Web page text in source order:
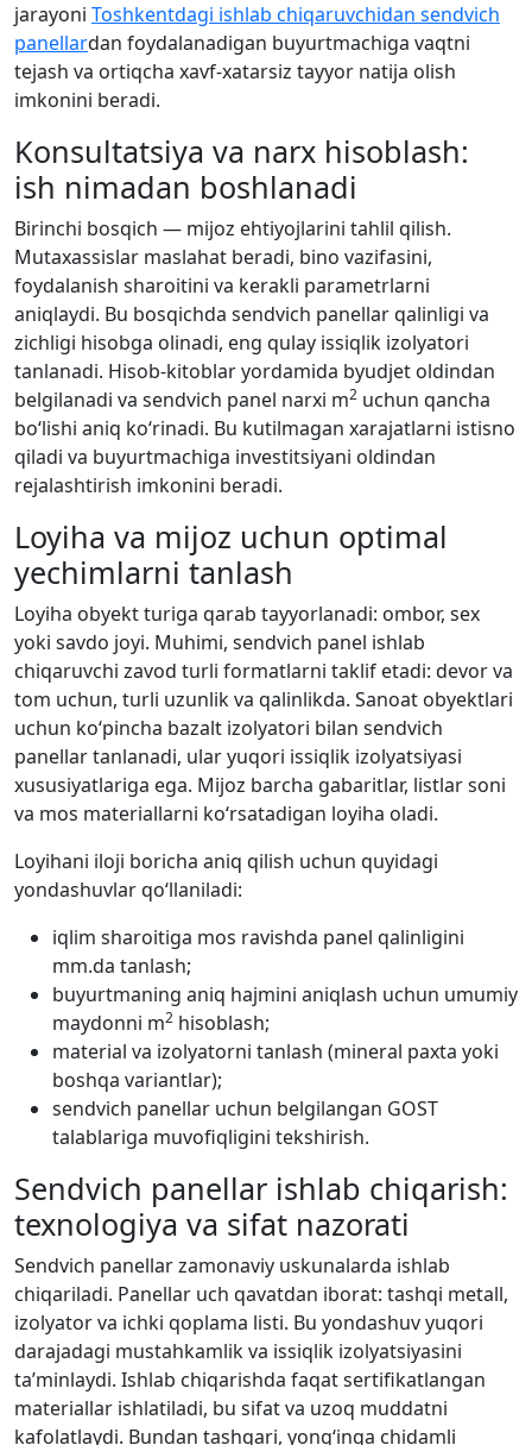
jarayoni Toshkentdagi ishlab chiqaruvchidan sendvich
panellardan foydalanadigan buyurtmachiga vaqtni
tejash va ortiqcha xavf-xatarsiz tayyor natija olish
imkonini beradi.
Konsultatsiya va narx hisoblash:
ish nimadan boshlanadi
Birinchi bosqich — mijoz ehtiyojlarini tahlil qilish.
Mutaxassislar maslahat beradi, bino vazifasini,
foydalanish sharoitini va kerakli parametrlarni
aniqlaydi. Bu bosqichda sendvich panellar qalinligi va
zichligi hisobga olinadi, eng qulay issiqlik izolyatori
tanlanadi. Hisob-kitoblar yordamida byudjet oldindan
belgilanadi va sendvich panel narxi m2 uchun qancha
bo‘lishi aniq ko‘rinadi. Bu kutilmagan xarajatlarni istisno
qiladi va buyurtmachiga investitsiyani oldindan
rejalashtirish imkonini beradi.
Loyiha va mijoz uchun optimal
yechimlarni tanlash
Loyiha obyekt turiga qarab tayyorlanadi: ombor, sex
yoki savdo joyi. Muhimi, sendvich panel ishlab
chiqaruvchi zavod turli formatlarni taklif etadi: devor va
tom uchun, turli uzunlik va qalinlikda. Sanoat obyektlari
uchun ko‘pincha bazalt izolyatori bilan sendvich
panellar tanlanadi, ular yuqori issiqlik izolyatsiyasi
xususiyatlariga ega. Mijoz barcha gabaritlar, listlar soni
va mos materiallarni ko‘rsatadigan loyiha oladi.
Loyihani iloji boricha aniq qilish uchun quyidagi
yondashuvlar qo‘llaniladi:
iqlim sharoitiga mos ravishda panel qalinligini
mm.da tanlash;
buyurtmaning aniq hajmini aniqlash uchun umumiy
maydonni m2 hisoblash;
material va izolyatorni tanlash (mineral paxta yoki
boshqa variantlar);
sendvich panellar uchun belgilangan GOST
talablariga muvofiqligini tekshirish.
Sendvich panellar ishlab chiqarish:
texnologiya va sifat nazorati
Sendvich panellar zamonaviy uskunalarda ishlab
chiqariladi. Panellar uch qavatdan iborat: tashqi metall,
izolyator va ichki qoplama listi. Bu yondashuv yuqori
darajadagi mustahkamlik va issiqlik izolyatsiyasini
ta’minlaydi. Ishlab chiqarishda faqat sertifikatlangan
materiallar ishlatiladi, bu sifat va uzoq muddatni
kafolatlaydi. Bundan tashqari, yong‘inga chidamli